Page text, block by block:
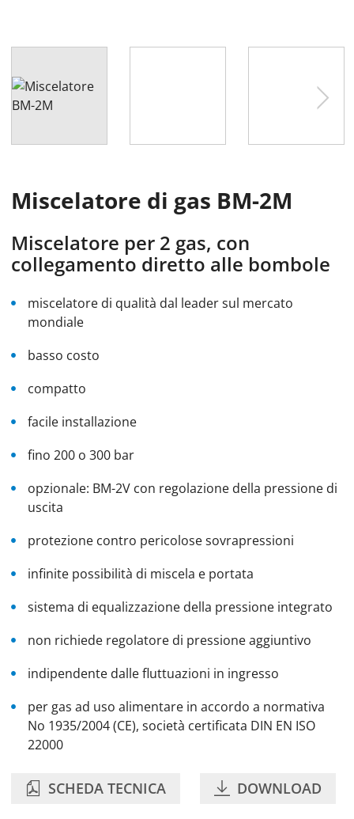
Miscelatore di gas BM-2M
Miscelatore per 2 gas, con
collegamento diretto alle bombole
miscelatore di qualità dal leader sul mercato
mondiale
basso costo
compatto
facile installazione
fino 200 o 300 bar
opzionale: BM-2V con regolazione della pressione di
uscita
protezione contro pericolose sovrapressioni
infinite possibilità di miscela e portata
sistema di equalizzazione della pressione integrato
non richiede regolatore di pressione aggiuntivo
indipendente dalle fluttuazioni in ingresso
per gas ad uso alimentare in accordo a normativa
No 1935/2004 (CE), società certificata DIN EN ISO
22000
SCHEDA TECNICA DOWNLOAD